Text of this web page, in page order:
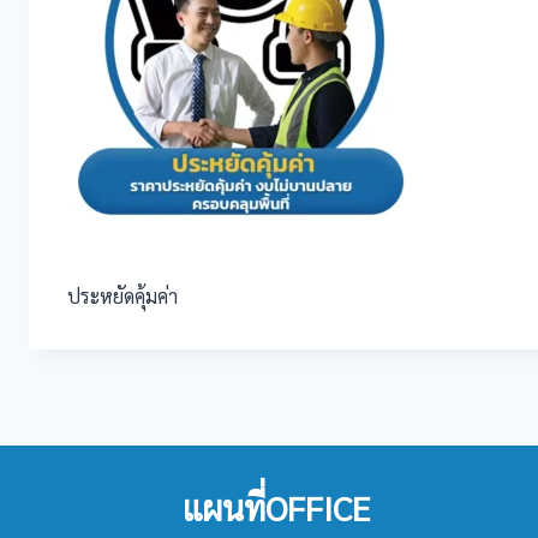
ประหยัดคุ้มค่า
แผนที่OFFICE